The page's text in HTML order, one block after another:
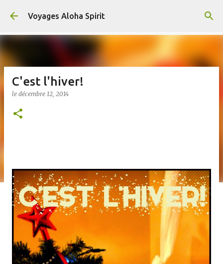
Accéder au contenu principal
Voyages Aloha Spirit
C'est l'hiver!
le décembre 12, 2014